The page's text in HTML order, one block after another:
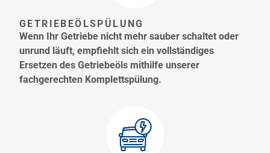
GETRIEBEÖLSPÜLUNG
Wenn Ihr Getriebe nicht mehr sauber schaltet oder
unrund läuft, empfiehlt sich ein vollständiges
Ersetzen des Getriebeöls mithilfe unserer
fachgerechten Komplettspülung.